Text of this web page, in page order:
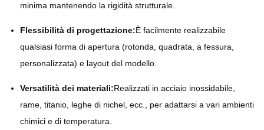
minima mantenendo la rigidità strutturale.
Flessibilità di progettazione:È facilmente realizzabile
qualsiasi forma di apertura (rotonda, quadrata, a fessura,
personalizzata) e layout del modello.
Versatilità dei materiali:Realizzati in acciaio inossidabile,
rame, titanio, leghe di nichel, ecc., per adattarsi a vari ambienti
chimici e di temperatura.